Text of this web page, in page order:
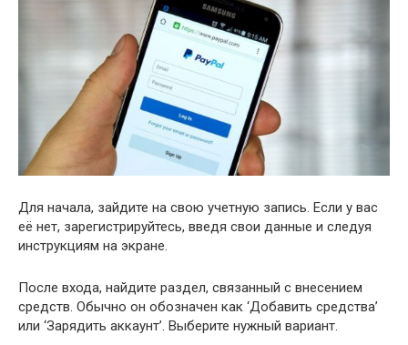
Для начала, зайдите на свою учетную запись. Если у вас
её нет, зарегистрируйтесь, введя свои данные и следуя
инструкциям на экране.
После входа, найдите раздел, связанный с внесением
средств. Обычно он обозначен как ‘Добавить средства’
или ‘Зарядить аккаунт’. Выберите нужный вариант.